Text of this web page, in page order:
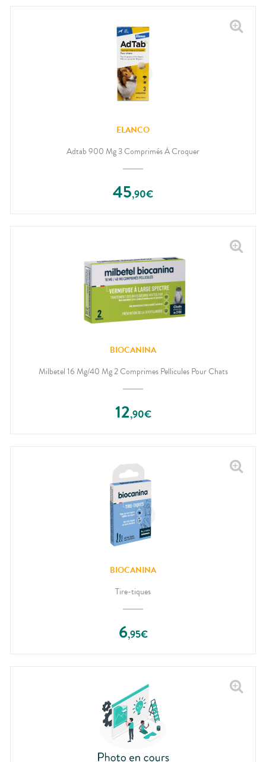
ELANCO
Adtab 900 Mg 3 Comprimés À Croquer
45,90€
BIOCANINA
Milbetel 16 Mg/40 Mg 2 Comprimes Pellicules Pour Chats
12,90€
BIOCANINA
Tire-tiques
6,95€